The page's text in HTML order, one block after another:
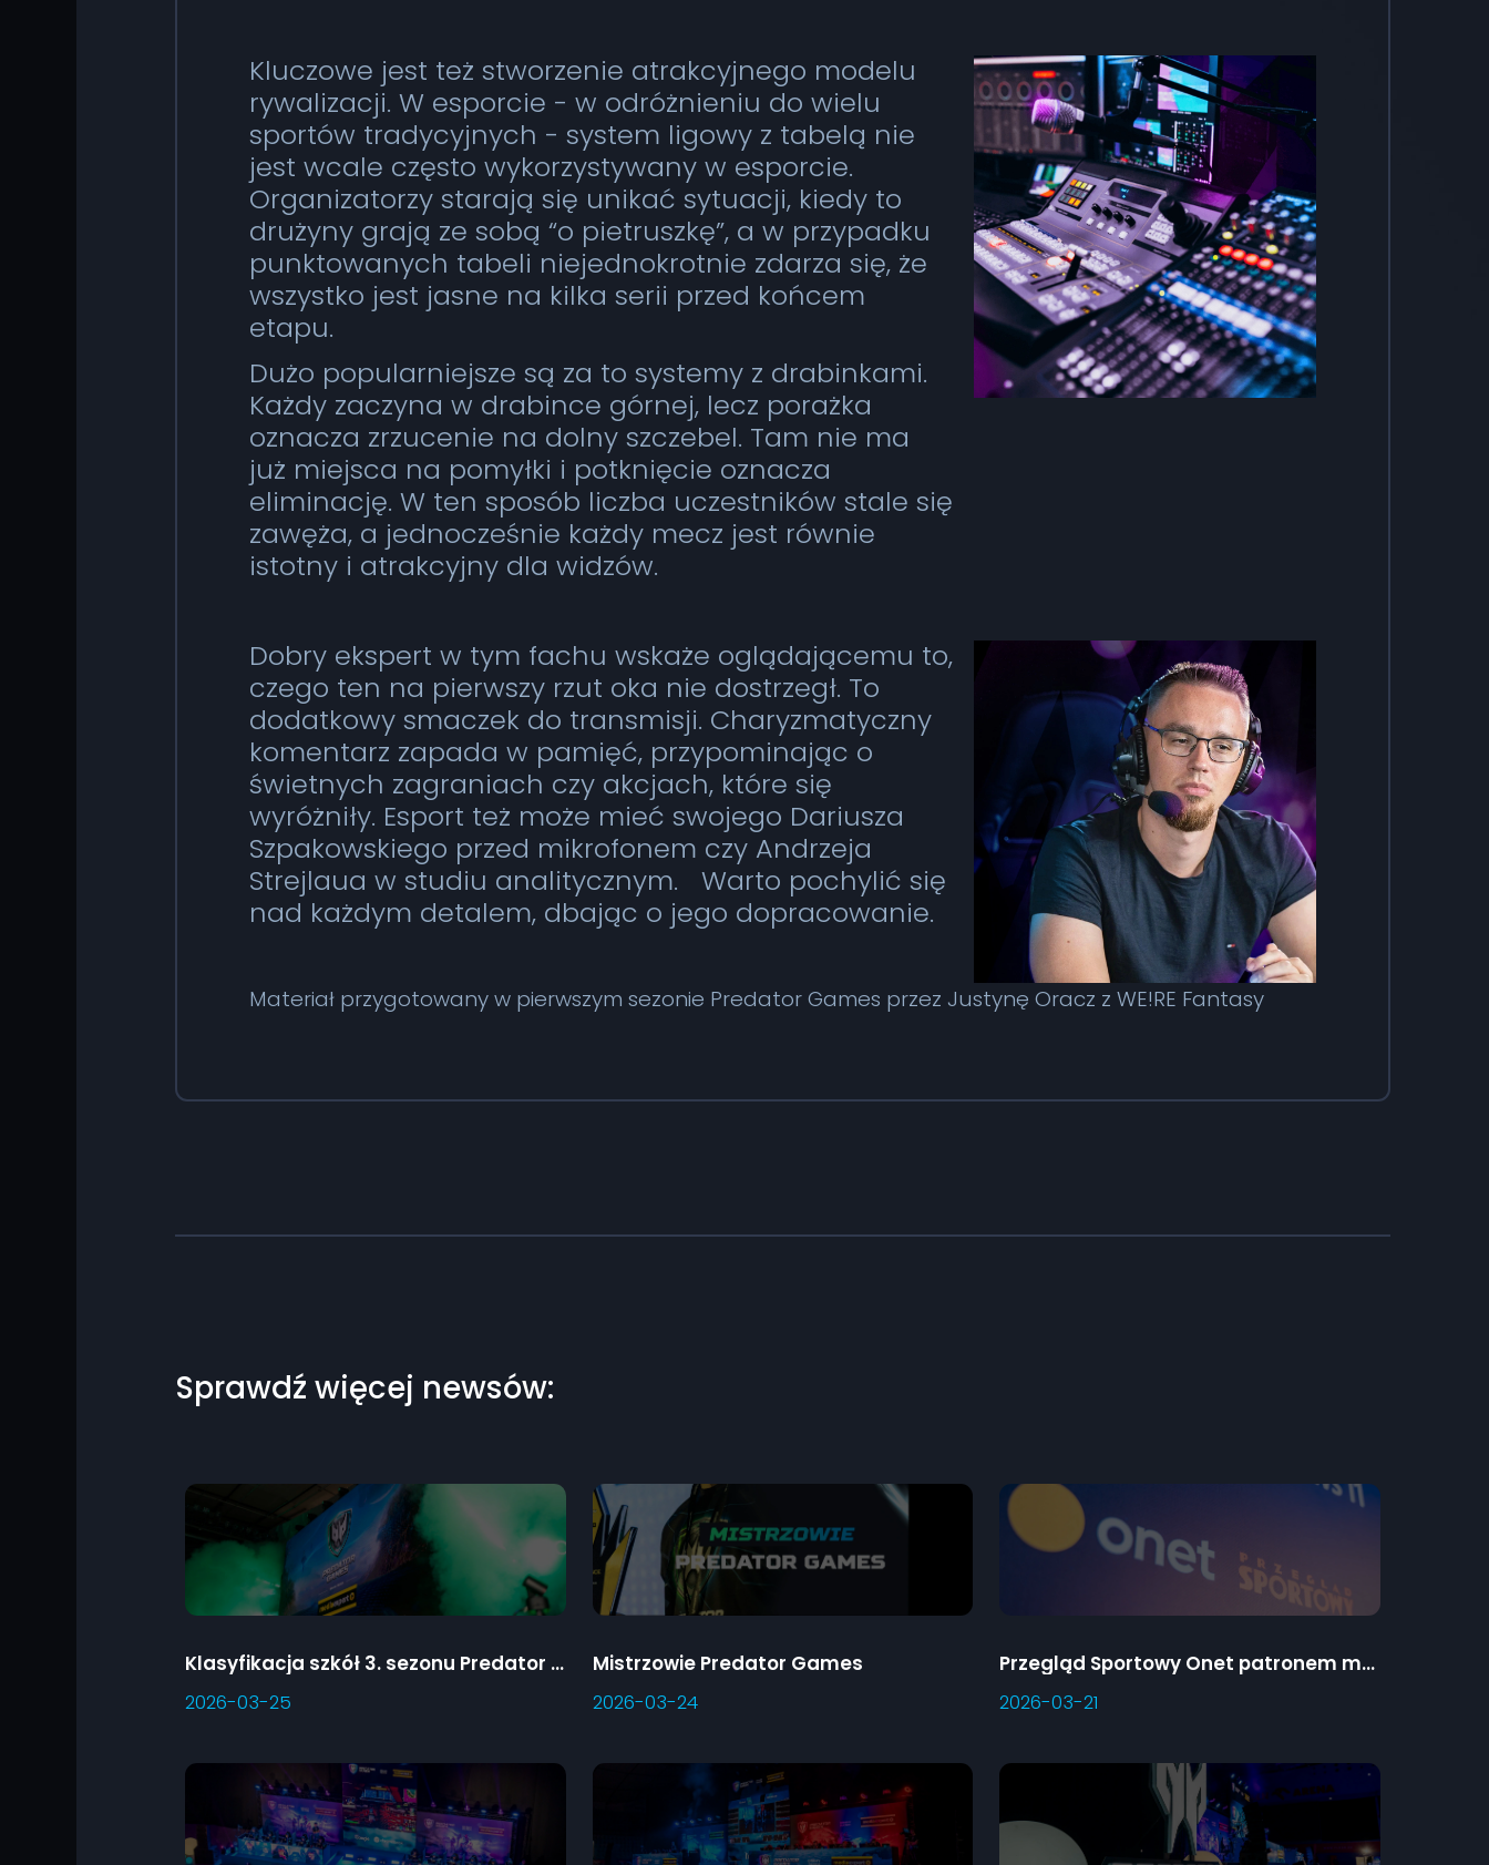
Kluczowe jest też stworzenie atrakcyjnego modelu
rywalizacji. W esporcie - w odróżnieniu do wielu
sportów tradycyjnych - system ligowy z tabelą nie
jest wcale często wykorzystywany w esporcie.
Organizatorzy starają się unikać sytuacji, kiedy to
drużyny grają ze sobą “o pietruszkę”, a w przypadku
punktowanych tabeli niejednokrotnie zdarza się, że
wszystko jest jasne na kilka serii przed końcem
etapu.
Dużo popularniejsze są za to systemy z drabinkami.
Każdy zaczyna w drabince górnej, lecz porażka
oznacza zrzucenie na dolny szczebel. Tam nie ma
już miejsca na pomyłki i potknięcie oznacza
eliminację. W ten sposób liczba uczestników stale się
zawęża, a jednocześnie każdy mecz jest równie
istotny i atrakcyjny dla widzów.
Dobry ekspert w tym fachu wskaże oglądającemu to,
czego ten na pierwszy rzut oka nie dostrzegł. To
dodatkowy smaczek do transmisji. Charyzmatyczny
komentarz zapada w pamięć, przypominając o
świetnych zagraniach czy akcjach, które się
wyróżniły. Esport też może mieć swojego Dariusza
Szpakowskiego przed mikrofonem czy Andrzeja
Strejlaua w studiu analitycznym. Warto pochylić się
nad każdym detalem, dbając o jego dopracowanie.
Materiał przygotowany w pierwszym sezonie Predator Games przez Justynę Oracz z WE!RE Fantasy
Sprawdź więcej newsów:
Klasyfikacja szkół 3. sezonu Predator Games
2026-03-25
Mistrzowie Predator Games
2026-03-24
Przegląd Sportowy Onet patronem medialnym Predator Games
2026-03-21